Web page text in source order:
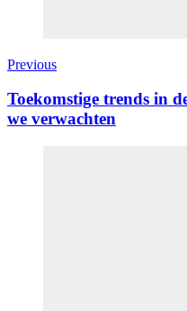
Previous
Toekomstige trends in
we verwachten